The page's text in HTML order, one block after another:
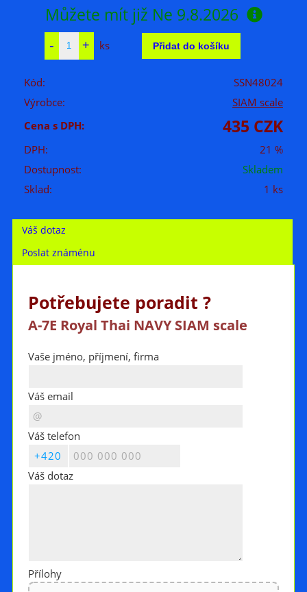
Můžete mít již Ne 9.8.2026
ks
Kód:
SSN48024
Výrobce:
SIAM scale
Cena s DPH:
435 CZK
DPH:
21 %
Dostupnost:
Skladem
Sklad:
1 ks
Váš dotaz
Poslat známénu
Potřebujete poradit ?
A-7E Royal Thai NAVY SIAM scale
Vaše jméno, příjmení, firma
Váš email
Váš telefon
Váš dotaz
Přílohy